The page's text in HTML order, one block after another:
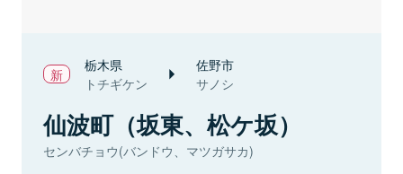
栃木県
トチギケン
佐野市
サノシ
仙波町（坂東、松ケ坂）
センバチョウ(バンドウ、マツガサカ)